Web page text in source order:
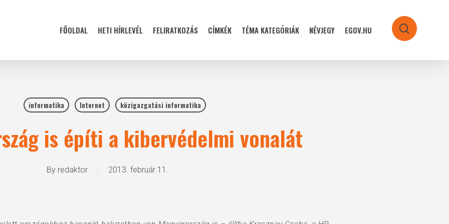
FŐOLDAL HETI HÍRLEVÉL FELIRATKOZÁS CÍMKÉK TÉMA KATEGÓRIÁK NÉVJEGY EGOV.HU search
informatika Internet közigazgatási informatika
is építi a kibervédelmi vonalát
By redaktor 2013. február 11.